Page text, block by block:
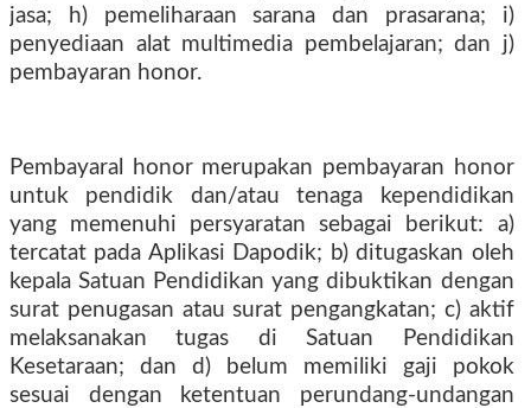
jasa; h) pemeliharaan sarana dan prasarana; i)
penyediaan alat multimedia pembelajaran; dan j)
pembayaran honor.
Pembayaral honor merupakan pembayaran honor
untuk pendidik dan/atau tenaga kependidikan
yang memenuhi persyaratan sebagai berikut: a)
tercatat pada Aplikasi Dapodik; b) ditugaskan oleh
kepala Satuan Pendidikan yang dibuktikan dengan
surat penugasan atau surat pengangkatan; c) aktif
melaksanakan tugas di Satuan Pendidikan
Kesetaraan; dan d) belum memiliki gaji pokok
sesuai dengan ketentuan perundang-undangan